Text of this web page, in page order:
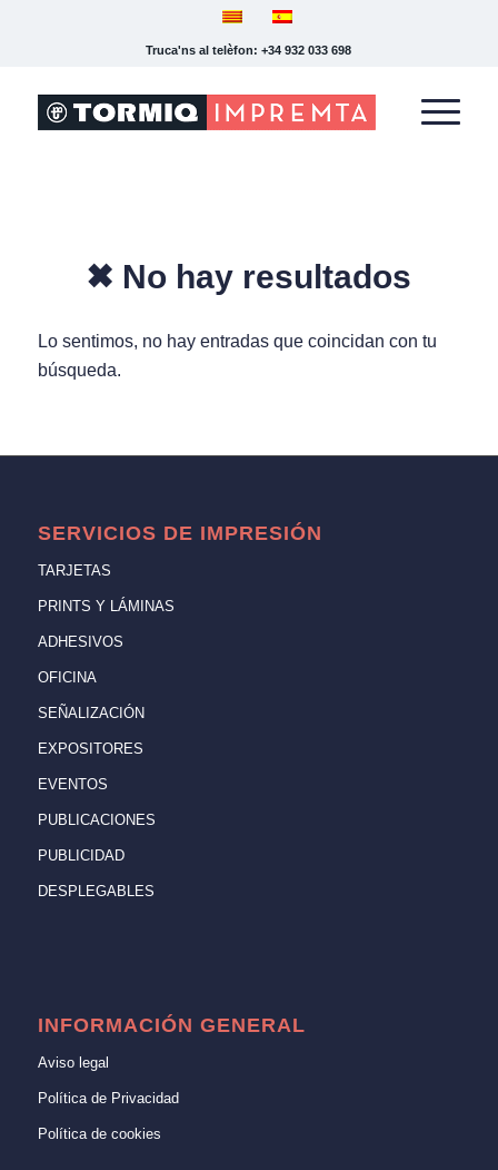
Truca'ns al telèfon: +34 932 033 698
✖ No hay resultados
Lo sentimos, no hay entradas que coincidan con tu
búsqueda.
SERVICIOS DE IMPRESIÓN
TARJETAS
PRINTS Y LÁMINAS
ADHESIVOS
OFICINA
SEÑALIZACIÓN
EXPOSITORES
EVENTOS
PUBLICACIONES
PUBLICIDAD
DESPLEGABLES
INFORMACIÓN GENERAL
Aviso legal
Política de Privacidad
Política de cookies